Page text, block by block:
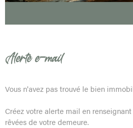
Alerte e-mail
Vous n'avez pas trouvé le bien
Créez votre alerte mail en
rêvées de votre demeure.